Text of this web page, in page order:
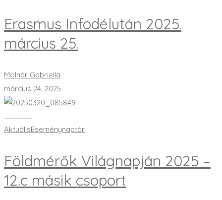
Erasmus Infodélután 2025.
március 25.
Molnár Gabriella
március 24, 2025
AktuálisEseménynaptár
Földmérők Világnapján 2025 –
12.c másik csoport